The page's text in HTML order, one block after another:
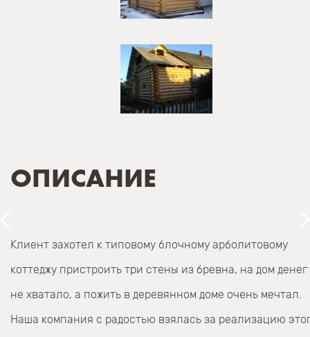
ОПИСАНИЕ
Клиент захотел к типовому блочному арболитовому
коттеджу пристроить три стены из бревна, на дом денег
не хватало, а пожить в деревянном доме очень мечтал.
Наша компания с радостью взялась за реализацию